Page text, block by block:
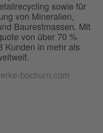
sowie für
von Mineralien,
Baurestmassen. Mit
von über 70 %
Kunden in mehr als
bochum.com